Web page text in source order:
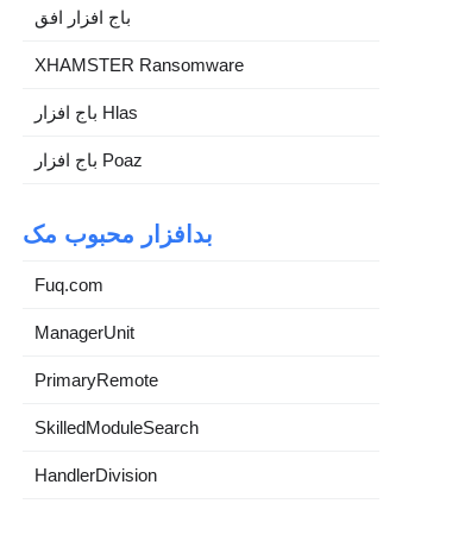
باج افزار افق
XHAMSTER Ransomware
باج افزار Hlas
باج افزار Poaz
بدافزار محبوب مک
Fuq.com
ManagerUnit
PrimaryRemote
SkilledModuleSearch
HandlerDivision